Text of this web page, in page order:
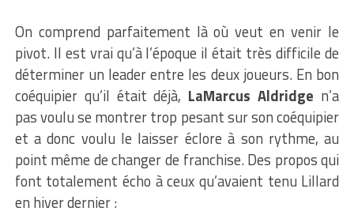
On comprend parfaitement là où veut en venir le
pivot. Il est vrai qu’à l’époque il était très difficile de
déterminer un leader entre les deux joueurs. En bon
coéquipier qu’il était déjà, LaMarcus Aldridge n’a
pas voulu se montrer trop pesant sur son coéquipier
et a donc voulu le laisser éclore à son rythme, au
point même de changer de franchise. Des propos qui
font totalement écho à ceux qu’avaient tenu Lillard
en hiver dernier :